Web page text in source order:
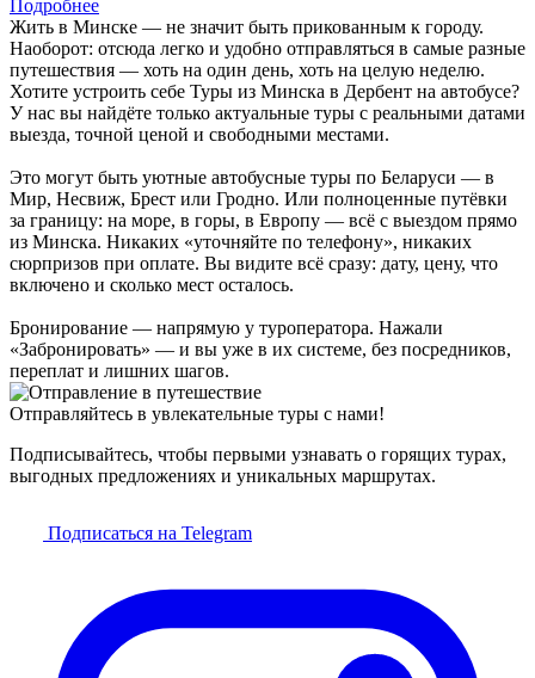
Подробнее
Жить в Минске — не значит быть прикованным к городу.
Наоборот: отсюда легко и удобно отправляться в самые разные
путешествия — хоть на один день, хоть на целую неделю.
Хотите устроить себе Туры из Минска в Дербент на автобусе?
У нас вы найдёте только актуальные туры с реальными датами
выезда, точной ценой и свободными местами.
Это могут быть уютные автобусные туры по Беларуси — в
Мир, Несвиж, Брест или Гродно. Или полноценные путёвки
за границу: на море, в горы, в Европу — всё с выездом прямо
из Минска. Никаких «уточняйте по телефону», никаких
сюрпризов при оплате. Вы видите всё сразу: дату, цену, что
включено и сколько мест осталось.
Бронирование — напрямую у туроператора. Нажали
«Забронировать» — и вы уже в их системе, без посредников,
переплат и лишних шагов.
Отправляйтесь в увлекательные туры с нами!
Подписывайтесь, чтобы первыми узнавать о горящих турах,
выгодных предложениях и уникальных маршрутах.
Подписаться на Telegram